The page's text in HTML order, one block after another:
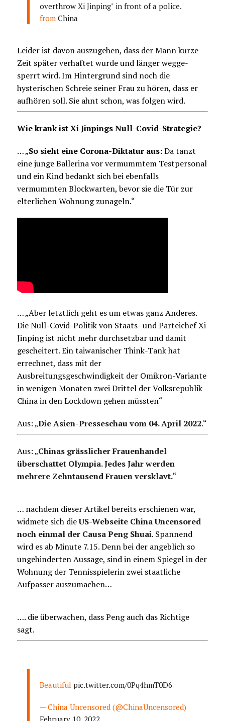
overthrow Xi Jinping" in front of a police.
from China
Leider ist davon auszugehen, dass der Mann kurze
Zeit später verhaftet wurde und länger wegge-
sperrt wird. Im Hintergrund sind noch die
hysterischen Schreie seiner Frau zu hören, dass er
aufhören soll. Sie ahnt schon, was folgen wird.
Wie krank ist Xi Jinpings Null-Covid-Strategie?
… „So sieht eine Corona-Diktatur aus:Da tanzt
eine junge Ballerina vor vermummtem Testpersonal
und ein Kind bedankt sich bei ebenfalls
vermummten Blockwarten, bevor sie die Tür zur
elterlichen Wohnung zunageln.“
… „Aber letztlich geht es um etwas ganz Anderes.
Die Null-Covid-Politik von Staats- und Parteichef Xi
Jinping ist nicht mehr durchsetzbar und damit
gescheitert. Ein taiwanischer Think-Tank hat
errechnet, dass mit der
Ausbreitungsgeschwindigkeit der Omikron-Variante
in wenigen Monaten zwei Drittel der Volksrepublik
China in den Lockdown gehen müssten“
Aus: „Die Asien-Presseschau vom 04. April 2022.“
Aus: „Chinas grässlicher Frauenhandel
überschattet Olympia. Jedes Jahr werden
mehrere Zehntausend Frauen versklavt.“
… nachdem dieser Artikel bereits erschienen war,
widmete sich dieUS-Webseite China Uncensored
noch einmal der Causa Peng Shuai. Spannend
wird es ab Minute 7.15. Denn bei der angeblich so
ungehinderten Aussage, sind in einem Spiegel in der
Wohnung der Tennisspielerin zwei staatliche
Aufpasser auszumachen…
…. die überwachen, dass Peng auch das Richtige
sagt.
Beautiful pic.twitter.com/0Pq4hmT0D6
— China Uncensored (@ChinaUncensored)
February 10, 2022